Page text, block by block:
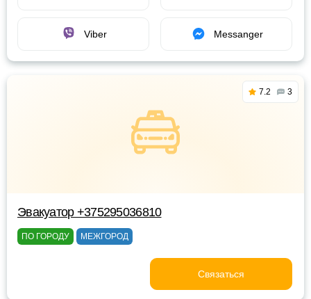
Viber Messanger
7.2 3
Эвакуатор +375295036810
ПО ГОРОДУ МЕЖГОРОД
Связаться